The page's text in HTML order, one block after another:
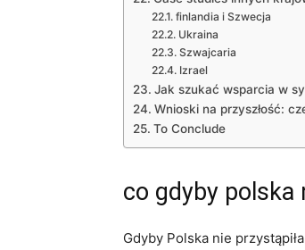
finlandia i Szwecja
Ukraina
Szwajcaria
Izrael
Jak⁢ szukać ‌wsparcia w
Wnioski na przyszłość:
To⁤ Conclude
co gdyby polska
Gdyby ⁢Polska nie